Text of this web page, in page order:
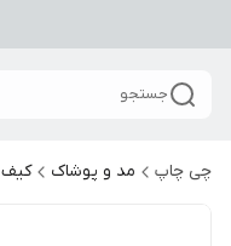
جستجو
چی چاپ مد و پوشاک